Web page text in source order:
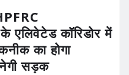
कॉरिडोर में
का होगा
सड़क